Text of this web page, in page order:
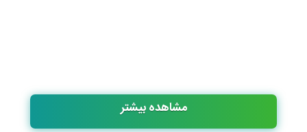
مشاهده بیشتر